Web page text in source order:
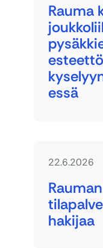
Rauma
essä
Rauman
hakijaa
22.6.2026